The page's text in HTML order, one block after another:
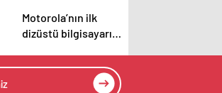
Motorola’nın ilk
dizüstü bilgisayarı